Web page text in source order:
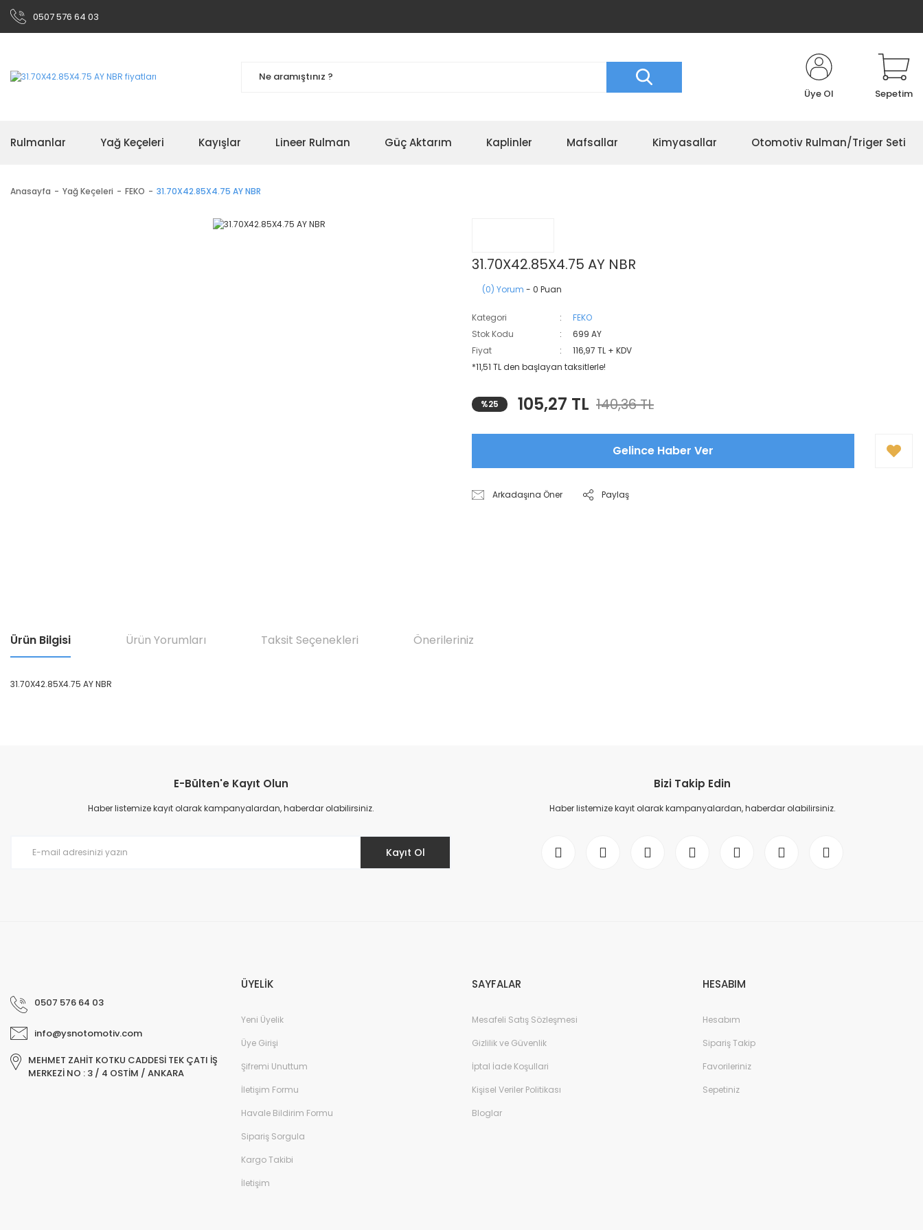
0507 576 64 03
Üye Ol Sepetim
Rulmanlar Yağ Keçeleri Kayışlar Lineer Rulman Güç Aktarım Kaplinler Mafsallar Kimyasallar Otomotiv Rulman/Triger Seti
Anasayfa Yağ Keçeleri FEKO 31.70X42.85X4.75 AY NBR
31.70X42.85X4.75 AY NBR
(0) Yorum - 0 Puan
Kategori
FEKO
Stok Kodu
699 AY
Fiyat
116,97 TL + KDV
*11,51 TL den başlayan taksitlerle!
%25 105,27 TL 140,36 TL
Gelince Haber Ver
Arkadaşına Öner Paylaş
Ürün Bilgisi Ürün Yorumları Taksit Seçenekleri Önerileriniz
31.70X42.85X4.75 AY NBR
Ürün resmi kalitesiz, bozuk veya görüntülenemiyor.
Ürün açıklamasında eksik bilgiler bulunuyor.
E-Bülten'e Kayıt Olun
Haber listemize kayıt olarak kampanyalardan, haberdar olabilirsiniz.
Kayıt Ol
Bizi Takip Edin
Haber listemize kayıt olarak kampanyalardan, haberdar olabilirsiniz.
0507 576 64 03
info@ysnotomotiv.com
MEHMET ZAHİT KOTKU CADDESİ TEK ÇATI İŞ
MERKEZİ NO : 3 / 4 OSTİM / ANKARA
ÜYELİK
Yeni Üyelik
Üye Girişi
Şifremi Unuttum
İletişim Formu
Havale Bildirim Formu
Sipariş Sorgula
Kargo Takibi
İletişim
SAYFALAR
Mesafeli Satış Sözleşmesi
Gizlilik ve Güvenlik
İptal İade Koşullari
Kişisel Veriler Politikası
Bloglar
HESABIM
Hesabım
Sipariş Takip
Favorileriniz
Sepetiniz